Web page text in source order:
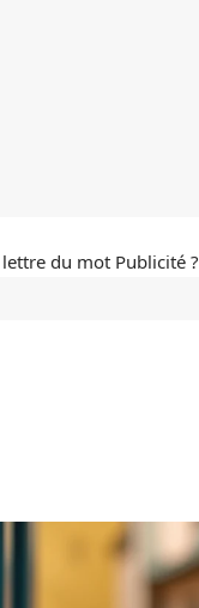
du mot Publicité ?